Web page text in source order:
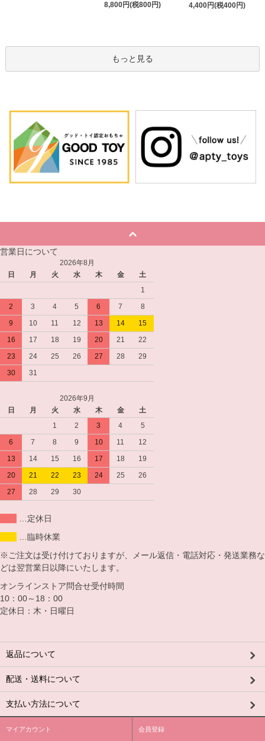
8,800円(税800円)
4,400円(税400円)
もっと見る
営業日について
2026年8月
日
月 火 水 木 金
土
1
2
3 4 5 6 7
8
9
10 11 12 13 14
15
16
17 18 19 20 21
22
23
24 25 26 27 28
29
30
31
2026年9月
日
月 火 水 木 金
土
1
2 3 4
5
6
7 8 9 10 11
12
13
14 15 16 17 18
19
20
21 22 23 24 25
26
27
28 29 30
…定休日
…臨時休業
※ご注文は受け付けておりますが、メール返信・電話対応・発送業務な
どは翌営業日以降にいたします。
オンラインストア問合せ受付時間
10：00～18：00
定休日：木・日曜日
返品について
配送・送料について
支払い方法について
マイアカウント 会員登録